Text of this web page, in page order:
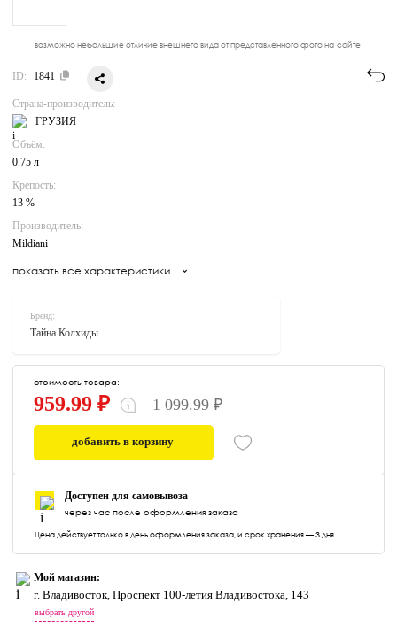
возможно небольшие отличие внешнего вида от представленного фото на сайте
ID: 1841
Страна-производитель:
ГРУЗИЯ
Объём:
0.75 л
Крепость:
13 %
Производитель:
Mildiani
показать все характеристики
Бренд:
Тайна Колхиды
стоимость товара:
959.99 ₽ 1 099.99 ₽
добавить в корзину
0
Доступен для самовывоза
через час после оформления заказа
Цена действует только в день оформления заказа, и срок хранения — 3 дня.
Мой магазин:
г. Владивосток, Проспект 100-летия Владивостока, 143
выбрать другой